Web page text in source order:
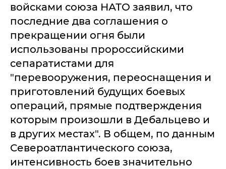
войсками союза НАТО заявил, что
последние два соглашения о
прекращении огня были
использованы пророссийскими
сепаратистами для
"перевооружения, переоснащения и
приготовлений будущих боевых
операций, прямые подтверждения
которым произошли в Дебальцево и
в других местах". В общем, по данным
Североатлантического союза,
интенсивность боев значительно